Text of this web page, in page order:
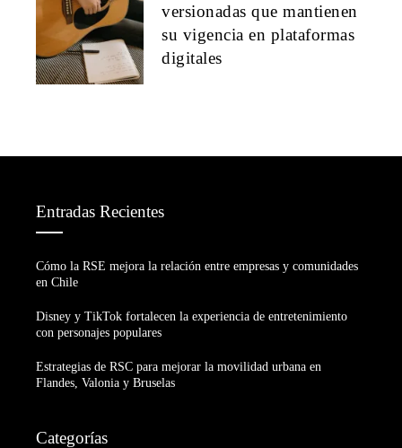
versionadas que mantienen
su vigencia en plataformas
digitales
Entradas Recientes
Cómo la RSE mejora la relación entre empresas y comunidades
en Chile
Disney y TikTok fortalecen la experiencia de entretenimiento
con personajes populares
Estrategias de RSC para mejorar la movilidad urbana en
Flandes, Valonia y Bruselas
Categorías